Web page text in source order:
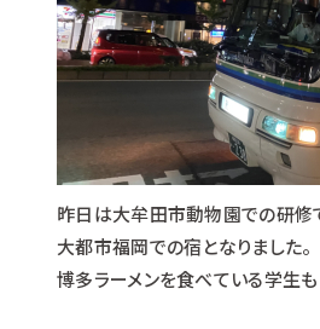
昨日は大牟田市動物園での研修
大都市福岡での宿となりました。
博多ラーメンを食べている学生も